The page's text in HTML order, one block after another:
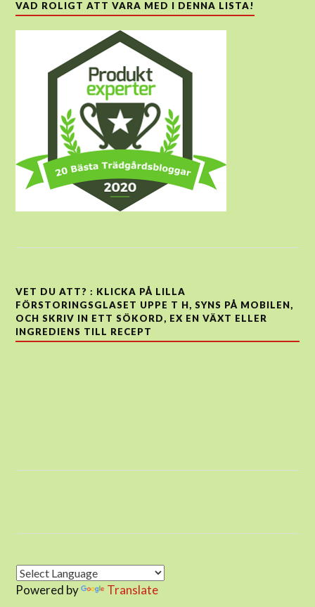
VAD ROLIGT ATT VARA MED I DENNA LISTA!
VET DU ATT? : KLICKA PÅ LILLA
FÖRSTORINGSGLASET UPPE T H, SYNS PÅ MOBILEN,
OCH SKRIV IN ETT SÖKORD, EX EN VÄXT ELLER
INGREDIENS TILL RECEPT
Powered by Translate